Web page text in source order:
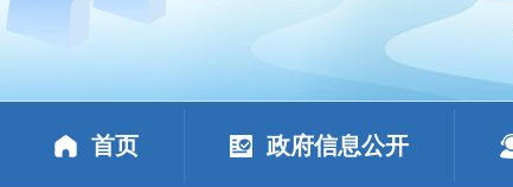
首页 政府信息公开